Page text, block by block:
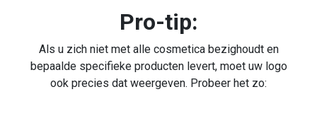
Pro-tip:
Als u zich niet met alle cosmetica bezighoudt en
bepaalde specifieke producten levert, moet uw logo
ook precies dat weergeven. Probeer het zo: